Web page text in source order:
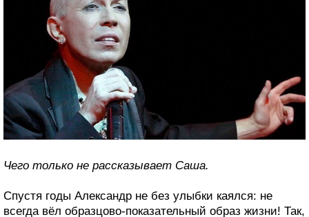
Чего только не рассказывает Саша.
Спустя годы Александр не без улыбки каялся: не
всегда вёл образцово-показательный образ жизни! Так,